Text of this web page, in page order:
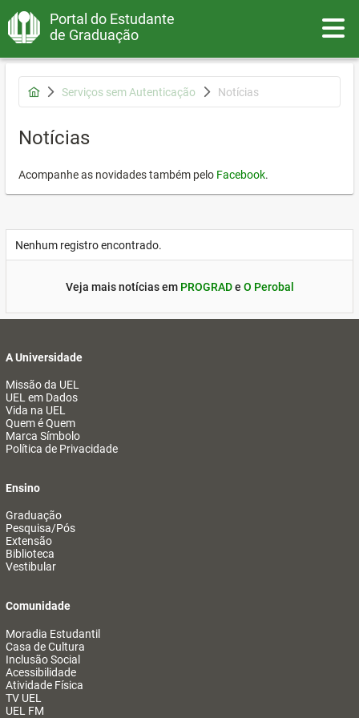
Portal do Estudante
de Graduação
Serviços sem Autenticação Notícias
Notícias
Acompanhe as novidades também pelo Facebook.
Nenhum registro encontrado.
Veja mais notícias em PROGRADe O Perobal
A Universidade
Missão da UEL
UEL em Dados
Vida na UEL
Quem é Quem
Marca Símbolo
Política de Privacidade
Ensino
Graduação
Pesquisa/Pós
Extensão
Biblioteca
Vestibular
Comunidade
Moradia Estudantil
Casa de Cultura
Inclusão Social
Acessibilidade
Atividade Física
TV UEL
UEL FM